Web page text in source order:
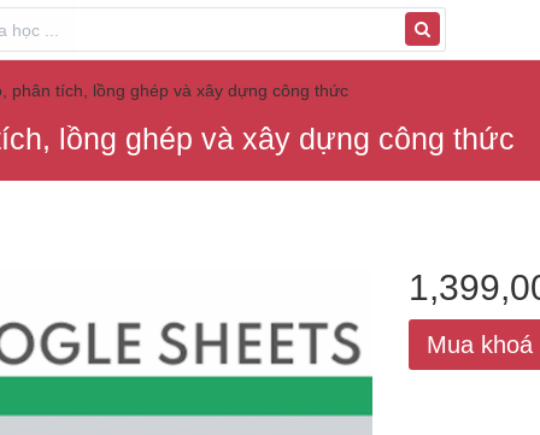
phân tích, lồng ghép và xây dựng công thức
lồng ghép và xây dựng công thức
Mua khoá